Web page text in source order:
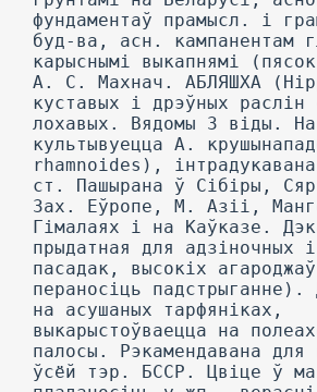
фундаментаў прамысл. і
буд-ва, асн. кампанентам
карыснымі выкапнямі
A. С. Махнач. АБЛЯШХА
куставых і дрэўных раслін
лохавых. Вядомы 3 віды. На
культывуецца А.
rhamnoides),
ст. Пашырана ў Сібіры,
Зах. Еўропе, М. Азіі,
Гімалаях і на Каўказе.
прыдатная для адзіночных
пасадак, высокіх
пераносіць падстрыганне).
на асушаных тарфяніках,
выкарыстоўваецца на
палосы. Рэкамендавана для
ўсёй тэр. БССР. Цвіце ў